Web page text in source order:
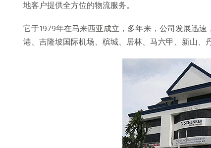
地客户提供全方位的物流服务。
它于1979年在马来西亚成立，多年来，公司发展迅
港、吉隆坡国际机场、槟城、居林、马六甲、新山、